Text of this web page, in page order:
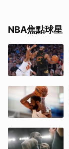
NBA焦點球星